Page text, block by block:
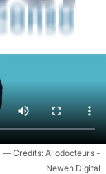
Allodocteurs -
Newen Digital